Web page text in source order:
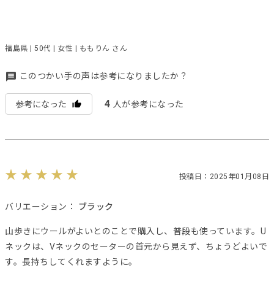
福島県 | 50代 | 女性 | ももりん さん
このつかい手の声は参考になりましたか？
参考になった 4 人が参考になった
投稿日：2025年01月08日
バリエーション： ブラック
山歩きにウールがよいとのことで購入し、普段も使っています。U
ネックは、Vネックのセーターの首元から見えず、ちょうどよいで
す。長持ちしてくれますように。